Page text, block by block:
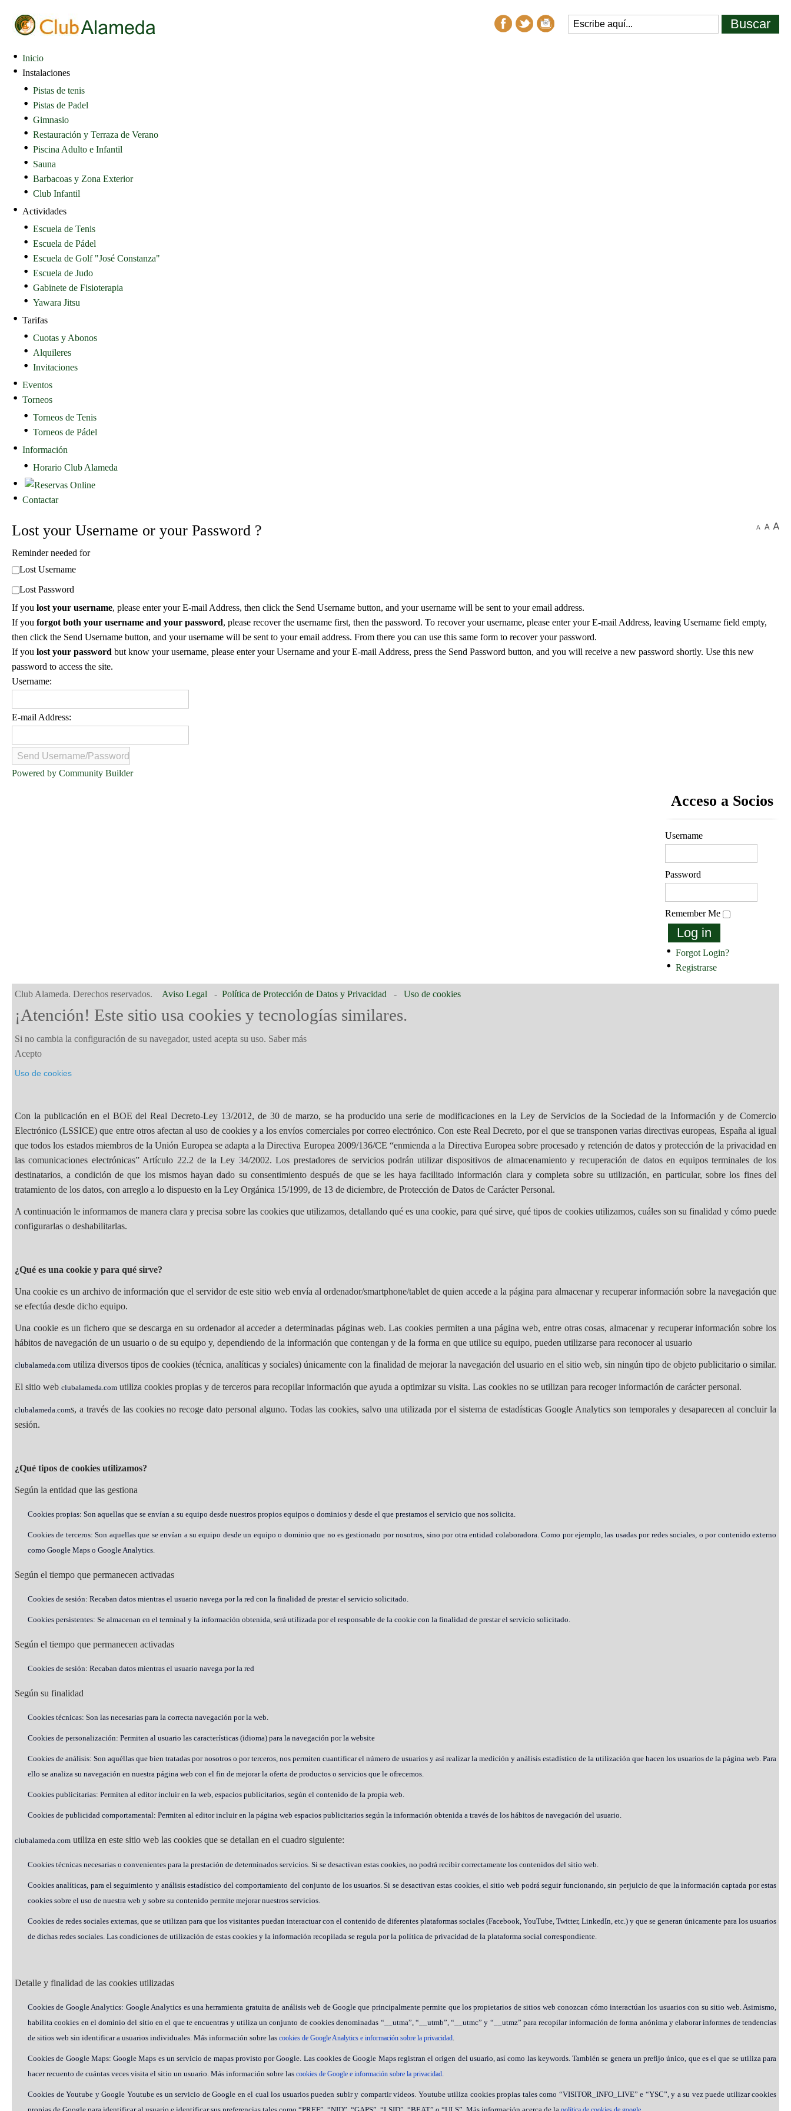
Inicio
Instalaciones
Pistas de tenis
Pistas de Padel
Gimnasio
Restauración y Terraza de Verano
Piscina Adulto e Infantil
Sauna
Barbacoas y Zona Exterior
Club Infantil
Actividades
Escuela de Tenis
Escuela de Pádel
Escuela de Golf "José Constanza"
Escuela de Judo
Gabinete de Fisioterapia
Yawara Jitsu
Tarifas
Cuotas y Abonos
Alquileres
Invitaciones
Eventos
Torneos
Torneos de Tenis
Torneos de Pádel
Información
Horario Club Alameda
Contactar
Lost your Username or your Password ?
Reminder needed for
Lost Username
Lost Password
If you lost your username, please enter your E-mail Address, then click the Send Username button, and your username will be sent to your email address.
If you forgot both your username and your password, please recover the username first, then the password. To recover your username, please enter your E-mail Address, leaving Username field empty,
then click the Send Username button, and your username will be sent to your email address. From there you can use this same form to recover your password.
If you lost your password but know your username, please enter your Username and your E-mail Address, press the Send Password button, and you will receive a new password shortly. Use this new
password to access the site.
Username:
E-mail Address:
Powered by Community Builder
Acceso a Socios
Username
Password
Remember Me
Log in
Forgot Login?
Registrarse
Club Alameda. Derechos reservados. Aviso Legal - Política de Protección de Datos y Privacidad - Uso de cookies
¡Atención! Este sitio usa cookies y tecnologías similares.
Si no cambia la configuración de su navegador, usted acepta su uso. Saber más
Acepto
Uso de cookies
Con la publicación en el BOE del Real Decreto-Ley 13/2012, de 30 de marzo, se ha producido una serie de modificaciones en la Ley de Servicios de la Sociedad de la Información y de Comercio
Electrónico (LSSICE) que entre otros afectan al uso de cookies y a los envíos comerciales por correo electrónico. Con este Real Decreto, por el que se transponen varias directivas europeas, España al igual
que todos los estados miembros de la Unión Europea se adapta a la Directiva Europea 2009/136/CE “enmienda a la Directiva Europea sobre procesado y retención de datos y protección de la privacidad en
las comunicaciones electrónicas” Artículo 22.2 de la Ley 34/2002. Los prestadores de servicios podrán utilizar dispositivos de almacenamiento y recuperación de datos en equipos terminales de los
destinatarios, a condición de que los mismos hayan dado su consentimiento después de que se les haya facilitado información clara y completa sobre su utilización, en particular, sobre los fines del
tratamiento de los datos, con arreglo a lo dispuesto en la Ley Orgánica 15/1999, de 13 de diciembre, de Protección de Datos de Carácter Personal.
A continuación le informamos de manera clara y precisa sobre las cookies que utilizamos, detallando qué es una cookie, para qué sirve, qué tipos de cookies utilizamos, cuáles son su finalidad y cómo puede
configurarlas o deshabilitarlas.
¿Qué es una cookie y para qué sirve?
Una cookie es un archivo de información que el servidor de este sitio web envía al ordenador/smartphone/tablet de quien accede a la página para almacenar y recuperar información sobre la navegación que
se efectúa desde dicho equipo.
Una cookie es un fichero que se descarga en su ordenador al acceder a determinadas páginas web. Las cookies permiten a una página web, entre otras cosas, almacenar y recuperar información sobre los
hábitos de navegación de un usuario o de su equipo y, dependiendo de la información que contengan y de la forma en que utilice su equipo, pueden utilizarse para reconocer al usuario
clubalameda.com utiliza diversos tipos de cookies (técnica, analíticas y sociales) únicamente con la finalidad de mejorar la navegación del usuario en el sitio web, sin ningún tipo de objeto publicitario o similar.
El sitio web clubalameda.com utiliza cookies propias y de terceros para recopilar información que ayuda a optimizar su visita. Las cookies no se utilizan para recoger información de carácter personal.
clubalameda.coms, a través de las cookies no recoge dato personal alguno. Todas las cookies, salvo una utilizada por el sistema de estadísticas Google Analytics son temporales y desaparecen al concluir la
sesión.
¿Qué tipos de cookies utilizamos?
Según la entidad que las gestiona
Cookies propias: Son aquellas que se envían a su equipo desde nuestros propios equipos o dominios y desde el que prestamos el servicio que nos solicita.
Cookies de terceros: Son aquellas que se envían a su equipo desde un equipo o dominio que no es gestionado por nosotros, sino por otra entidad colaboradora. Como por ejemplo, las usadas por redes sociales, o por contenido externo
como Google Maps o Google Analytics.
Según el tiempo que permanecen activadas
Cookies de sesión: Recaban datos mientras el usuario navega por la red con la finalidad de prestar el servicio solicitado.
Cookies persistentes: Se almacenan en el terminal y la información obtenida, será utilizada por el responsable de la cookie con la finalidad de prestar el servicio solicitado.
Según el tiempo que permanecen activadas
Cookies de sesión: Recaban datos mientras el usuario navega por la red
Según su finalidad
Cookies técnicas: Son las necesarias para la correcta navegación por la web.
Cookies de personalización: Permiten al usuario las características (idioma) para la navegación por la website
Cookies de análisis: Son aquéllas que bien tratadas por nosotros o por terceros, nos permiten cuantificar el número de usuarios y así realizar la medición y análisis estadístico de la utilización que hacen los usuarios de la página web. Para
ello se analiza su navegación en nuestra página web con el fin de mejorar la oferta de productos o servicios que le ofrecemos.
Cookies publicitarias: Permiten al editor incluir en la web, espacios publicitarios, según el contenido de la propia web.
Cookies de publicidad comportamental: Permiten al editor incluir en la página web espacios publicitarios según la información obtenida a través de los hábitos de navegación del usuario.
clubalameda.com utiliza en este sitio web las cookies que se detallan en el cuadro siguiente:
Cookies técnicas necesarias o convenientes para la prestación de determinados servicios. Si se desactivan estas cookies, no podrá recibir correctamente los contenidos del sitio web.
Cookies analíticas, para el seguimiento y análisis estadístico del comportamiento del conjunto de los usuarios. Si se desactivan estas cookies, el sitio web podrá seguir funcionando, sin perjuicio de que la información captada por estas
cookies sobre el uso de nuestra web y sobre su contenido permite mejorar nuestros servicios.
Cookies de redes sociales externas, que se utilizan para que los visitantes puedan interactuar con el contenido de diferentes plataformas sociales (Facebook, YouTube, Twitter, LinkedIn, etc.) y que se generan únicamente para los usuarios
de dichas redes sociales. Las condiciones de utilización de estas cookies y la información recopilada se regula por la política de privacidad de la plataforma social correspondiente.
Detalle y finalidad de las cookies utilizadas
Cookies de Google Analytics: Google Analytics es una herramienta gratuita de análisis web de Google que principalmente permite que los propietarios de sitios web conozcan cómo interactúan los usuarios con su sitio web. Asimismo,
habilita cookies en el dominio del sitio en el que te encuentras y utiliza un conjunto de cookies denominadas “__utma”, “__utmb”, “__utmc” y “__utmz” para recopilar información de forma anónima y elaborar informes de tendencias
de sitios web sin identificar a usuarios individuales. Más información sobre las cookies de Google Analytics e información sobre la privacidad.
Cookies de Google Maps: Google Maps es un servicio de mapas provisto por Google. Las cookies de Google Maps registran el origen del usuario, así como las keywords. También se genera un prefijo único, que es el que se utiliza para
hacer recuento de cuántas veces visita el sitio un usuario. Más información sobre las cookies de Google e información sobre la privacidad.
Cookies de Youtube y Google Youtube es un servicio de Google en el cual los usuarios pueden subir y compartir videos. Youtube utiliza cookies propias tales como “VISITOR_INFO_LIVE” e “YSC”, y a su vez puede utilizar cookies